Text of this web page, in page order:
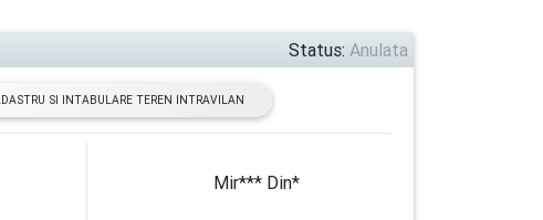
Status: Anulata
SI INTABULARE TEREN INTRAVILAN
Mir*** Din*